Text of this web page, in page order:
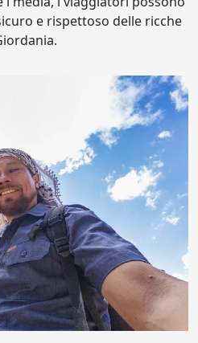
e rispettoso delle ricche